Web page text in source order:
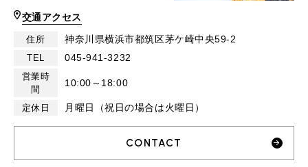
交通アクセス
住所 神奈川県横浜市都筑区茅ケ崎中央59-2
TEL 045-941-3232
営業時
間
10:00～18:00
定休日 月曜日（祝日の場合は火曜日）
CONTACT